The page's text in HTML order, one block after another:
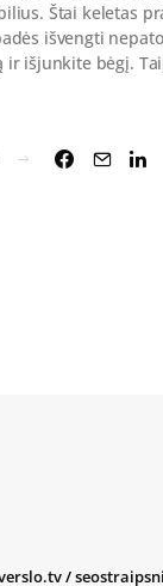
Štai keletas
išvengti
ir išjunkite bėgį.
/